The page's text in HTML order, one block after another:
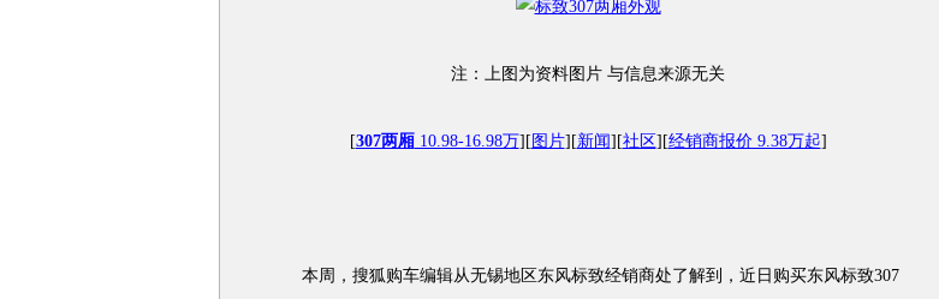
注：上图为资料图片 与信息来源无关
[307两厢 10.98-16.98万][ 图片][新闻][社区][经销商报价 9.38万起]
本周，搜狐购车编辑从无锡地区东风标致经销商处了解到，近日购买东风标致307